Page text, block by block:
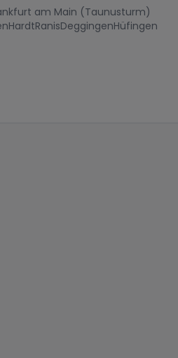
am Main (Taunusturm)
HardtRanisDeggingenHüfingen